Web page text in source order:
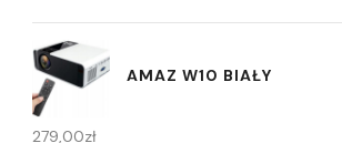
AMAZ W10 BIAŁY
279,00zł